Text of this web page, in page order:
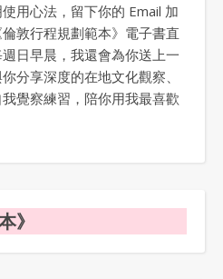
用心法，留下你的 Email 加
敦行程規劃範本》電子書直
日早晨，我還會為你送上一
分享深度的在地文化觀察、
覺察練習，陪你用我最喜歡
》